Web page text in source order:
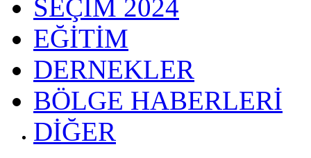
SEÇİM 2024
EĞİTİM
DERNEKLER
BÖLGE HABERLERİ
DİĞER